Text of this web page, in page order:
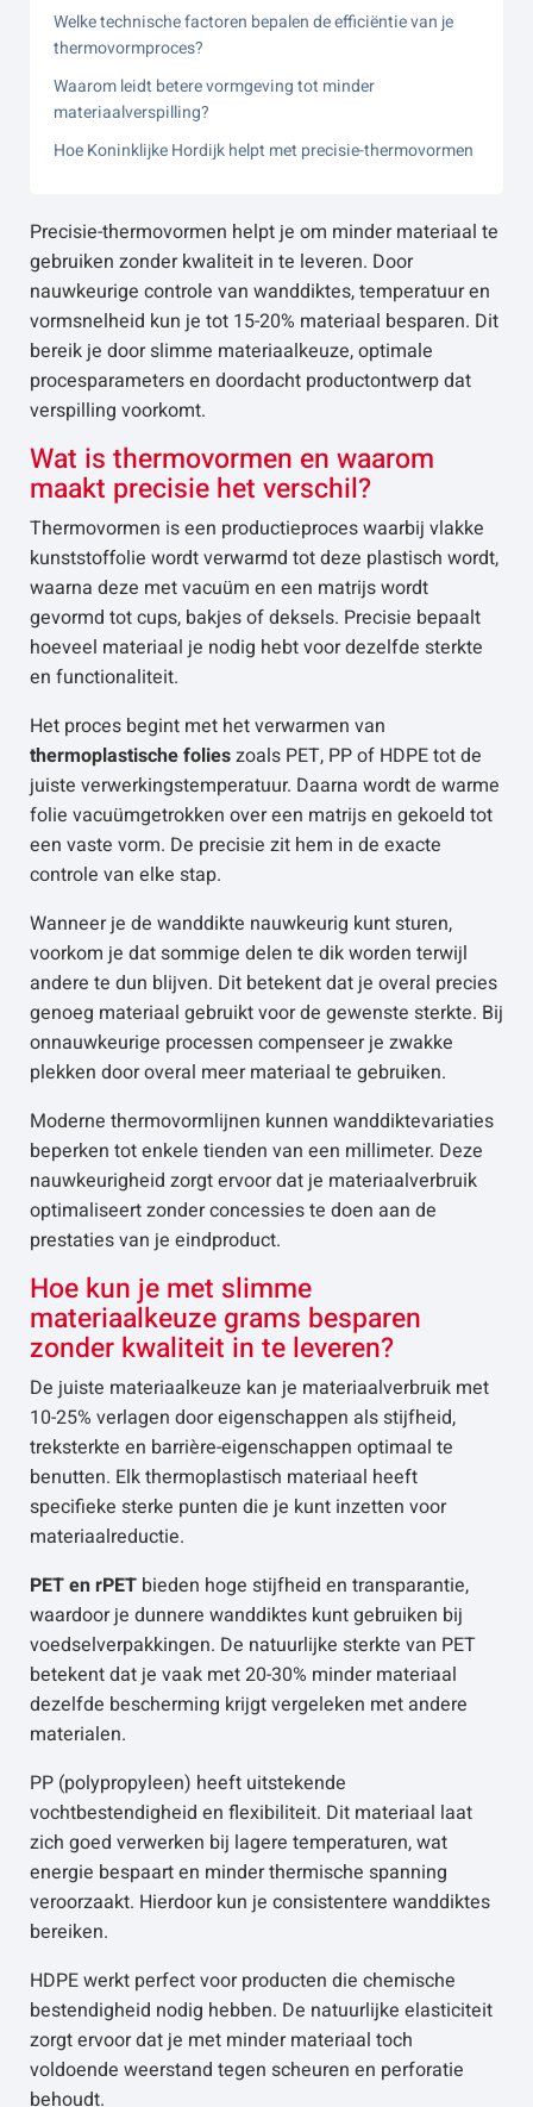
Welke technische factoren bepalen de efficiëntie van je
thermovormproces?
Waarom leidt betere vormgeving tot minder
materiaalverspilling?
Hoe Koninklijke Hordijk helpt met precisie-thermovormen
Precisie-thermovormen helpt je om minder materiaal te
gebruiken zonder kwaliteit in te leveren. Door
nauwkeurige controle van wanddiktes, temperatuur en
vormsnelheid kun je tot 15-20% materiaal besparen. Dit
bereik je door slimme materiaalkeuze, optimale
procesparameters en doordacht productontwerp dat
verspilling voorkomt.
Wat is thermovormen en waarom
maakt precisie het verschil?
Thermovormen is een productieproces waarbij vlakke
kunststoffolie wordt verwarmd tot deze plastisch wordt,
waarna deze met vacuüm en een matrijs wordt
gevormd tot cups, bakjes of deksels. Precisie bepaalt
hoeveel materiaal je nodig hebt voor dezelfde sterkte
en functionaliteit.
Het proces begint met het verwarmen van
thermoplastische folieszoals PET, PP of HDPE tot de
juiste verwerkingstemperatuur. Daarna wordt de warme
folie vacuümgetrokken over een matrijs en gekoeld tot
een vaste vorm. De precisie zit hem in de exacte
controle van elke stap.
Wanneer je de wanddikte nauwkeurig kunt sturen,
voorkom je dat sommige delen te dik worden terwijl
andere te dun blijven. Dit betekent dat je overal precies
genoeg materiaal gebruikt voor de gewenste sterkte. Bij
onnauwkeurige processen compenseer je zwakke
plekken door overal meer materiaal te gebruiken.
Moderne thermovormlijnen kunnen wanddiktevariaties
beperken tot enkele tienden van een millimeter. Deze
nauwkeurigheid zorgt ervoor dat je materiaalverbruik
optimaliseert zonder concessies te doen aan de
prestaties van je eindproduct.
Hoe kun je met slimme
materiaalkeuze grams besparen
zonder kwaliteit in te leveren?
De juiste materiaalkeuze kan je materiaalverbruik met
10-25% verlagen door eigenschappen als stijfheid,
treksterkte en barrière-eigenschappen optimaal te
benutten. Elk thermoplastisch materiaal heeft
specifieke sterke punten die je kunt inzetten voor
materiaalreductie.
PET en rPET bieden hoge stijfheid en transparantie,
waardoor je dunnere wanddiktes kunt gebruiken bij
voedselverpakkingen. De natuurlijke sterkte van PET
betekent dat je vaak met 20-30% minder materiaal
dezelfde bescherming krijgt vergeleken met andere
materialen.
PP (polypropyleen) heeft uitstekende
vochtbestendigheid en flexibiliteit. Dit materiaal laat
zich goed verwerken bij lagere temperaturen, wat
energie bespaart en minder thermische spanning
veroorzaakt. Hierdoor kun je consistentere wanddiktes
bereiken.
HDPE werkt perfect voor producten die chemische
bestendigheid nodig hebben. De natuurlijke elasticiteit
zorgt ervoor dat je met minder materiaal toch
voldoende weerstand tegen scheuren en perforatie
behoudt.